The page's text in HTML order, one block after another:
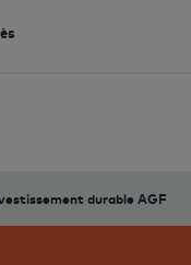
durable AGF